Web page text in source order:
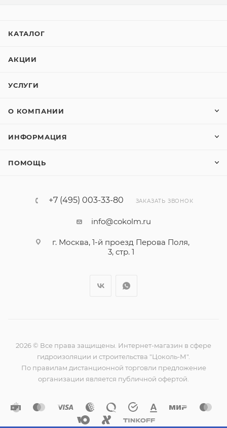
КАТАЛОГ
АКЦИИ
УСЛУГИ
О КОМПАНИИ
ИНФОРМАЦИЯ
ПОМОЩЬ
+7 (495) 003-33-80 ЗАКАЗАТЬ ЗВОНОК
info@cokolm.ru
г. Москва, 1-й проезд Перова Поля,
3, стр. 1
2026 © Все права защищены. Интернет-магазин в сфере
гидроизоляции и строительства "Цоколь-М".
По правилам дистанционной торговли предложение
организации является публичной офертой.